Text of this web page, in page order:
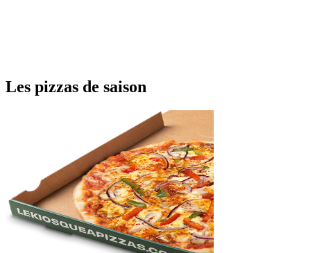
Les pizzas de saison